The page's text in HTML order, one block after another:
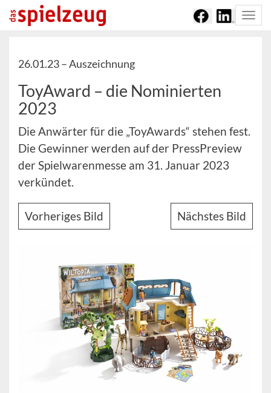
26.01.23 –Auszeichnung
ToyAward – die Nominierten
2023
Die Anwärter für die „ToyAwards“ stehen fest.
Die Gewinner werden auf der PressPreview
der Spielwarenmesse am 31. Januar 2023
verkündet.
Vorheriges Bild Nächstes Bild